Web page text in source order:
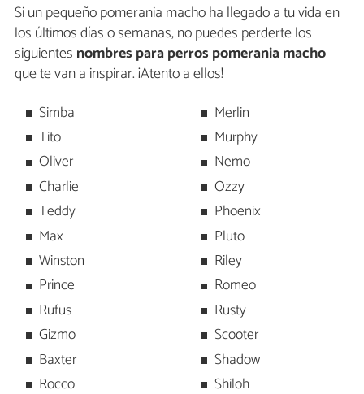
Si un pequeño pomerania macho ha llegado a tu vida en
los últimos días o semanas, no puedes perderte los
siguientes nombres para perros pomerania macho
que te van a inspirar. ¡Atento a ellos!
Simba
Tito
Oliver
Charlie
Teddy
Max
Winston
Prince
Rufus
Gizmo
Baxter
Rocco
Merlin
Murphy
Nemo
Ozzy
Phoenix
Pluto
Riley
Romeo
Rusty
Scooter
Shadow
Shiloh